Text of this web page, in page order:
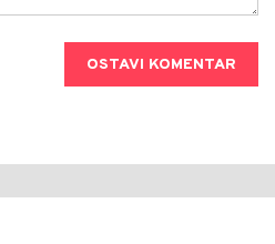
OSTAVI KOMENTAR